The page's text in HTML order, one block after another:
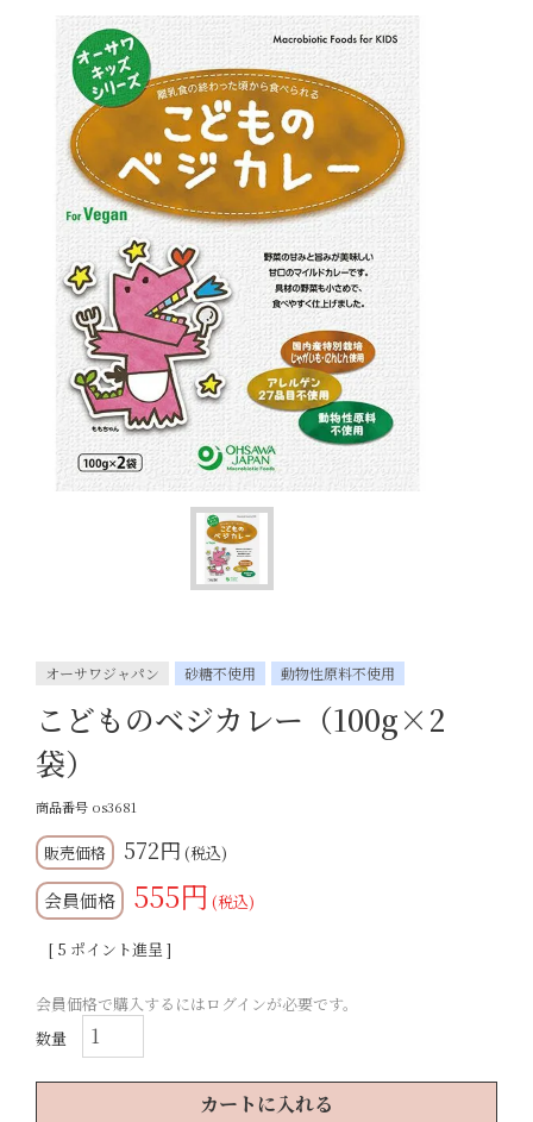
オーサワジャパン 砂糖不使用 動物性原料不使用
こどものベジカレー（100g×2
袋）
商品番号 os3681
572 税込
会員価格 555 税込
[ 5 ポイント進呈 ]
会員価格で購入するにはログインが必要です。
カートに入れる